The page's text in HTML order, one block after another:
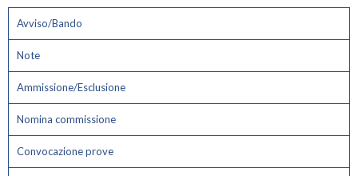
Avviso/Bando
Note
Ammissione/Esclusione
Nomina commissione
Convocazione prove